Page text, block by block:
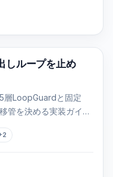
しループを止め
層LoopGuardと固定
管を決める実装ガイ
2